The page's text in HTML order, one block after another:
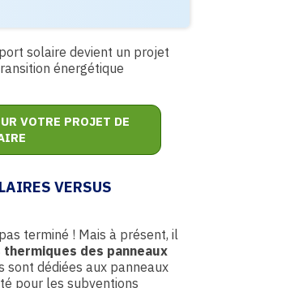
solaire devient un projet
énergétique
VOTRE PROJET DE
VERSUS
terminé ! Mais à présent, il
des panneaux
sont dédiées aux panneaux
pour les subventions